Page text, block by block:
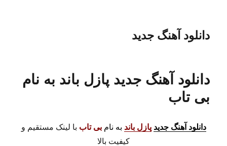
دانلود آهنگ جدید
دانلود آهنگ جدید پازل باند به نام
بی تاب
دانلود آهنگ جدید پازل باند به نامبی تاب با لینک مستقیم و
کیفیت بالا